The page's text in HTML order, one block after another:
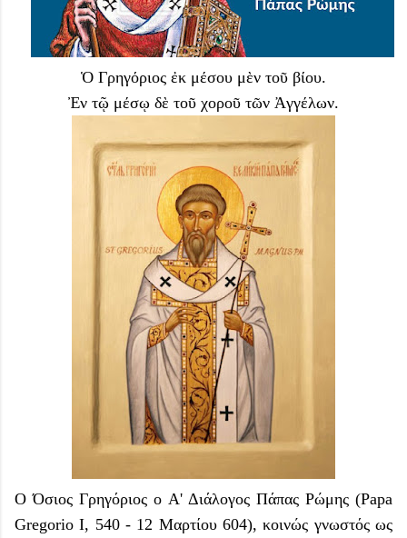
Ὁ Γρηγόριος ἐκ μέσου μὲν τοῦ βίου.
Ἐν τῷ μέσῳ δὲ τοῦ χοροῦ τῶν Ἀγγέλων.
Ο Όσιος Γρηγόριος ο Α' Διάλογος Πάπας Ρώμης (Papa
Gregorio I, 540 - 12 Μαρτίου 604), κοινώς γνωστός ως